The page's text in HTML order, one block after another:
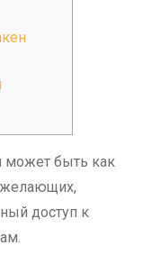
может быть как
доступ к